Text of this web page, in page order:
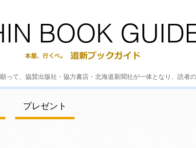
って、協賛出版社・協力書店・北海道新聞社が一体となり、読者
プレゼント